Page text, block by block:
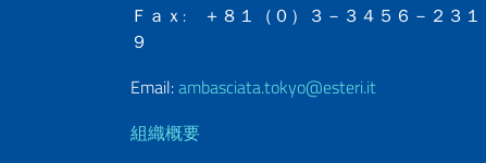
Ｆａｘ: ＋８１（０）３－３４５６－２３１
９
Email:ambasciata.tokyo@esteri.it
組織概要